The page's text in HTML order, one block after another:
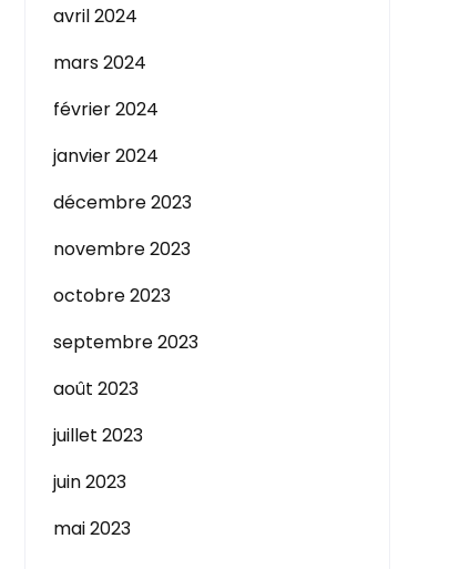
avril 2024
mars 2024
février 2024
janvier 2024
décembre 2023
novembre 2023
octobre 2023
septembre 2023
août 2023
juillet 2023
juin 2023
mai 2023